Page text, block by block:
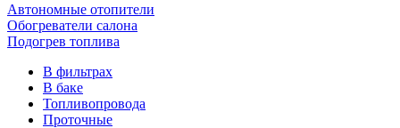
Автономные отопители
Обогреватели салона
Подогрев топлива
В фильтрах
В баке
Топливопровода
Проточные